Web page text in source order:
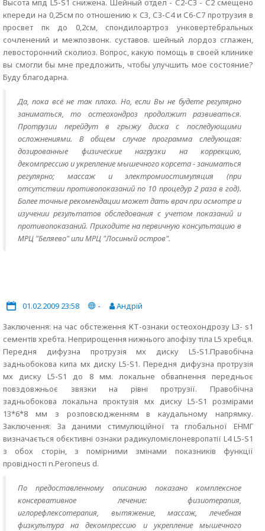
Высота мпд L5-S1 снижена. Шейный отдел - С2-С3 - С2 смещено
кпереди на 0,25см по отношению к C3, С3-С4 и С6-С7 протрузия в
просвет пк до 0,2см, спондилоартроз унковертебральных
сочленений и межпозвонк. суставов. шейный лордоз сглажен,
левосторонний сколиоз. Вопрос, какую помощь в своей клинике
вы смогли бы мне предложить, чтобы улучшить мое состояние?
Буду благодарна.
Да, пока всё не так плохо. Но, если Вы не будете регулярно
заниматься, то остеохондроз продолжит развиваться.
Протрузии перейдут в грыжу диска с последующими
осложнениями. В общем случае программа следующая:
дозированные физические нагрузки на коррекцию,
декомпрессию и укрепление мышечного корсета - заниматься
регулярно; массаж и электромиостимуляция (при
отсутствии противопоказаний по 10 процедур 2 раза в год).
Более точные рекомендации может дать врач при осмотре и
изучении результатов обследования с учетом показаний и
противопоказаний. Приходите на первичную консультацию в
МРЦ "Беляево" или МРЦ "Лосиный остров".
01.02.2009 23:58 -
Андрій
Заключення: на час обстеження КТ-ознаки остеохондрозу L3- s1
сементів хребта. Неприрощення нижнього апофізу тіла L5 хребця.
Передня дифузна протрузія мх диску L5-S1.Правобічна
задньобокова кипа мх диску L5-S1. Передня дифузна протрузія
мх диску L5-S1 до 8 мм. локальне обвапнення передньоє
повздовжньоє звязки на рівні протрузії. Правобічна
задньобокова локальна проктузія мх диску L5-S1 розмірами
13*6*8 мм з розповсюдженням в каудальному напрямку.
Заключення: За даними стимулюційної та глобальної ЕНМГ
визначається обєктивні ознаки радикуломієлоневропатії L4 L5-S1
з обох сторін, з помірними змінами показників функції
провідності n.Peroneus d.
По предоставленному описанию показано комплексное
консервативное лечение: физиотерапия,
иглорефлексотерапия, вытяжение, массаж, лечебная
физкультура на декомпрессию и укрепление мышечного